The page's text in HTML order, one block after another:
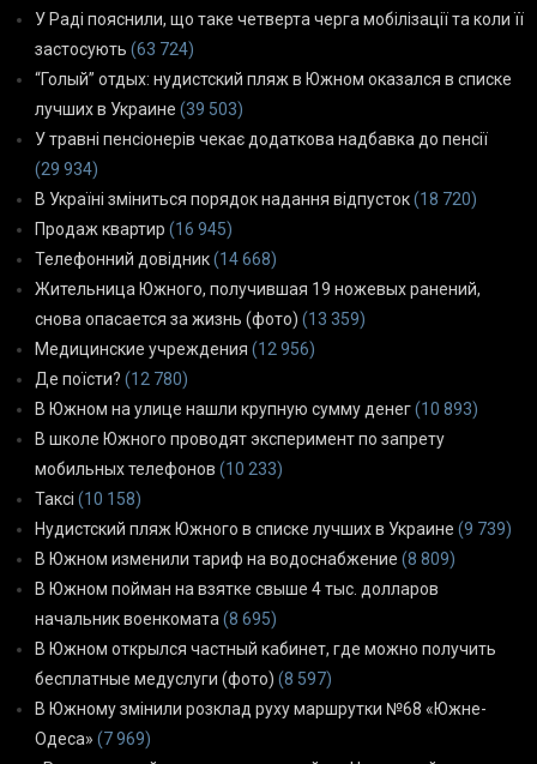
У Раді пояснили, що таке четверта черга мобілізації та коли її
застосують (63 724)
“Голый” отдых: нудистский пляж в Южном оказался в списке
лучших в Украине (39 503)
У травні пенсіонерів чекає додаткова надбавка до пенсії
(29 934)
В Україні зміниться порядок надання відпусток(18 720)
Продаж квартир (16 945)
Телефонний довідник(14 668)
Жительница Южного, получившая 19 ножевых ранений,
снова опасается за жизнь (фото) (13 359)
Медицинские учреждения (12 956)
Де поїсти? (12 780)
В Южном на улице нашли крупную сумму денег(10 893)
В школе Южного проводят эксперимент по запрету
мобильных телефонов (10 233)
Таксі (10 158)
Нудистский пляж Южного в списке лучших в Украине (9 739)
В Южном изменили тариф на водоснабжение (8 809)
В Южном пойман на взятке свыше 4 тыс. долларов
начальник военкомата (8 695)
В Южном открылся частный кабинет, где можно получить
бесплатные медуслуги (фото) (8 597)
В Южному змінили розклад руху маршрутки №68 «Южне-
Одеса» (7 969)